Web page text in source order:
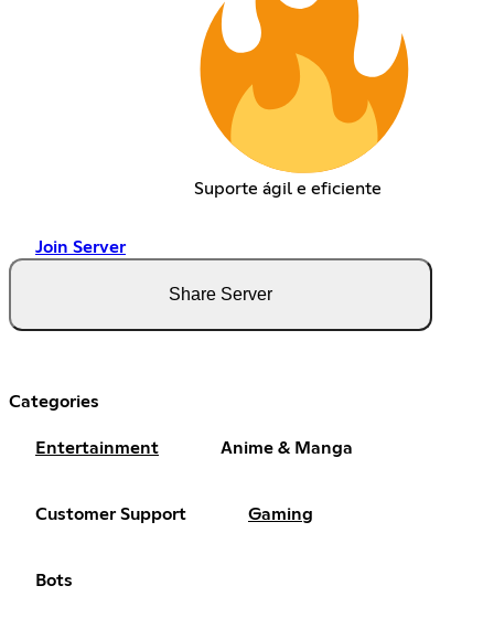
Suporte ágil e eficiente
Join Server
Share Server
Categories
Entertainment Anime & Manga
Customer Support Gaming
Bots